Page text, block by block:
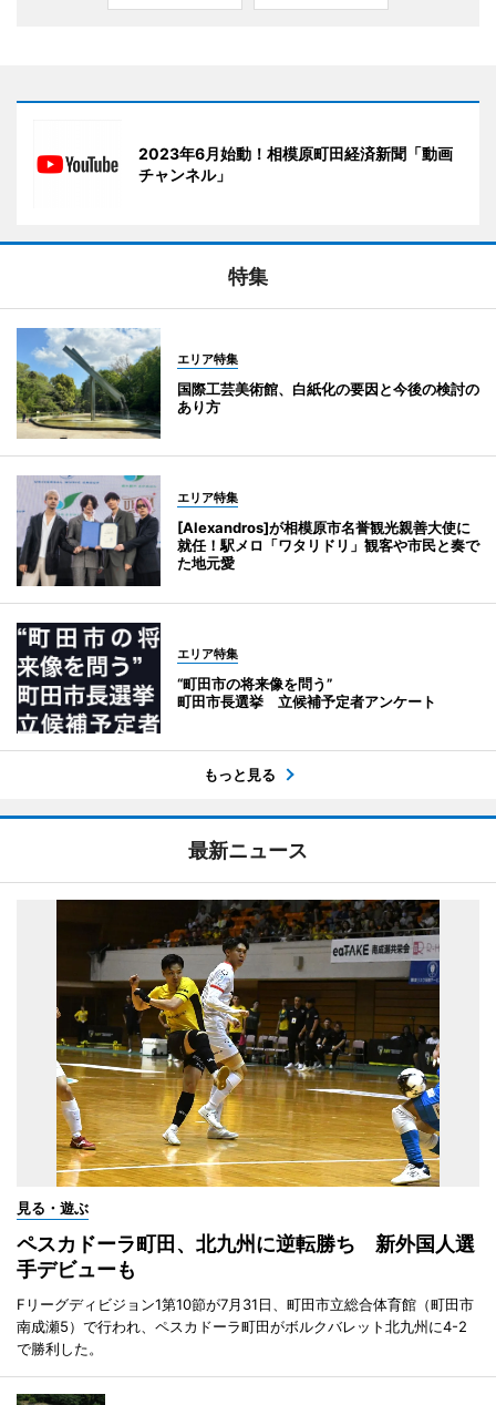
2023年6月始動！相模原町田経済新聞「動画
チャンネル」
特集
エリア特集
国際工芸美術館、白紙化の要因と今後の検討の
あり方
エリア特集
[Alexandros]が相模原市名誉観光親善大使に
就任！駅メロ「ワタリドリ」観客や市民と奏で
た地元愛
エリア特集
“町田市の将来像を問う”
町田市長選挙 立候補予定者アンケート
もっと見る
最新ニュース
見る・遊ぶ
ペスカドーラ町田、北九州に逆転勝ち 新外国人選
手デビューも
Fリーグディビジョン1第10節が7月31日、町田市立総合体育館（町田市
南成瀬5）で行われ、ペスカドーラ町田がボルクバレット北九州に4-2
で勝利した。